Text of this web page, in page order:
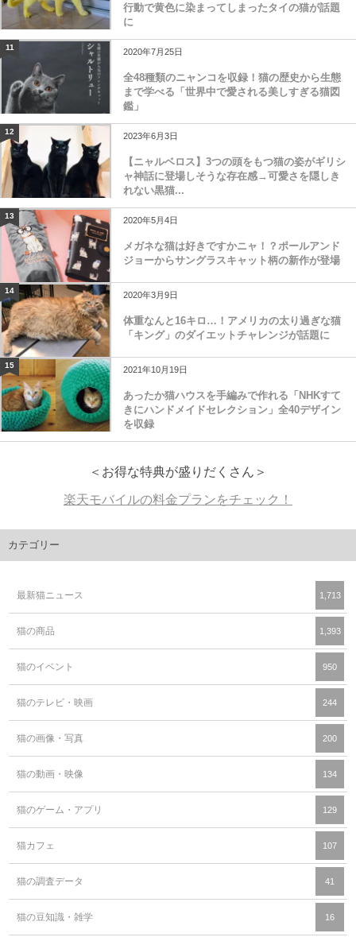
行動で黄色に染まってしまったタイの猫が話題
に
11 2020年7月25日
全48種類のニャンコを収録！猫の歴史から生態
まで学べる「世界中で愛される美しすぎる猫図
鑑」
12 2023年6月3日
【ニャルベロス】3つの頭をもつ猫の姿がギリシ
ャ神話に登場しそうな存在感→可愛さを隠しき
れない黒猫...
13 2020年5月4日
メガネな猫は好きですかニャ！？ポールアンド
ジョーからサングラスキャット柄の新作が登場
14 2020年3月9日
体重なんと16キロ…！アメリカの太り過ぎな猫
「キング」のダイエットチャレンジが話題に
15 2021年10月19日
あったか猫ハウスを手編みで作れる「NHKすて
きにハンドメイドセレクション」全40デザイン
を収録
＜お得な特典が盛りだくさん＞
楽天モバイルの料金プランをチェック！
カテゴリー
最新猫ニュース 1,713
猫の商品 1,393
猫のイベント 950
猫のテレビ・映画 244
猫の画像・写真 200
猫の動画・映像 134
猫のゲーム・アプリ 129
猫カフェ 107
猫の調査データ 41
猫の豆知識・雑学 16